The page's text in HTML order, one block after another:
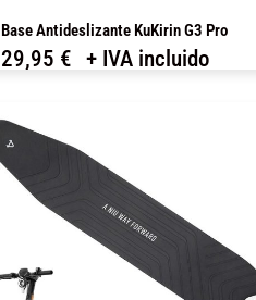
Base Antideslizante KuKirin G3 Pro
29,95 € + IVA incluido